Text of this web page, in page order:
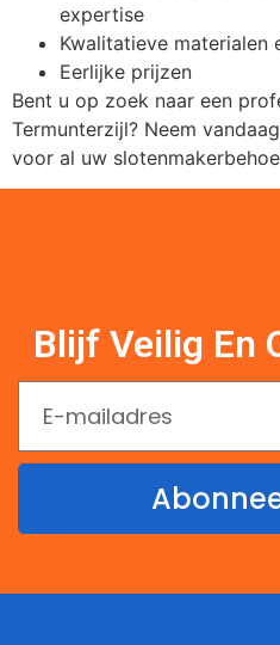
expertise
Kwalitatieve materialen
Eerlijke prijzen
Bent u op zoek naar een
Termunterzijl? Neem
voor al uw
Blijf Veilig En